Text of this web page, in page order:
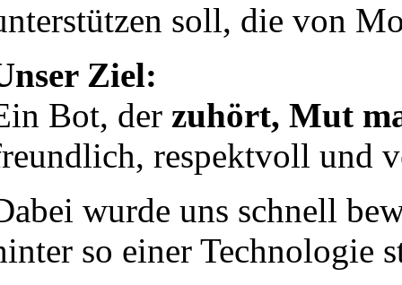
soll, die von
Ziel:
Bot, der zuhört, Mut
respektvoll und
wurde uns schnell
so einer Technologie